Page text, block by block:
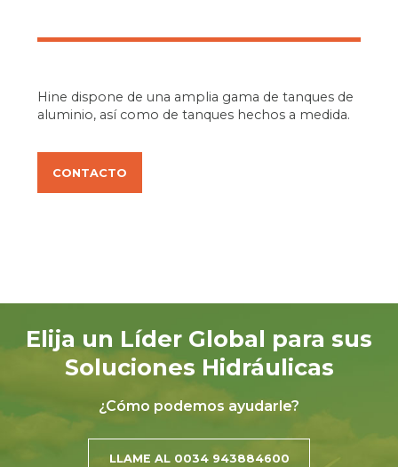
Hine dispone de una amplia gama de tanques de
aluminio, así como de tanques hechos a medida.
CONTACTO
Elija un Líder Global para sus
Soluciones Hidráulicas
¿Cómo podemos ayudarle?
LLAME AL 0034 943884600